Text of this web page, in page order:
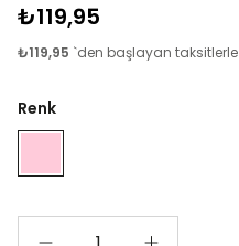
₺119,95
₺119,95 `den başlayan taksitlerle
Renk